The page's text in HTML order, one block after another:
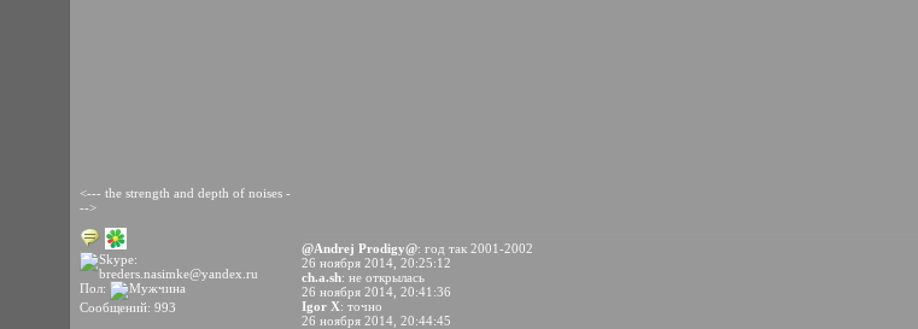
<--- the strength and depth of noises -
-->
Пол:
Сообщений: 993
@Andrej Prodigy@: год так 2001-2002
26 ноября 2014, 20:25:12
ch.a.sh: не открылась
26 ноября 2014, 20:41:36
Igor X: точно
26 ноября 2014, 20:44:45